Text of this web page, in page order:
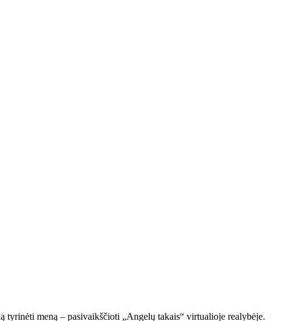
meną – pasivaikščioti „Angelų takais“ virtualioje realybėje.